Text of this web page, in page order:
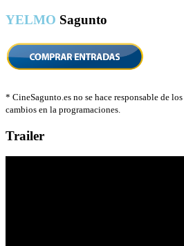
YELMO Sagunto
* CineSagunto.es no se hace responsable de
cambios en la programaciones.
Trailer